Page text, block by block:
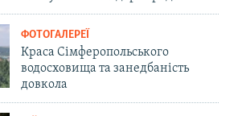
ФОТОГАЛЕРЕЇ
Краса Сімферопольського
водосховища та занедбаність
довкола